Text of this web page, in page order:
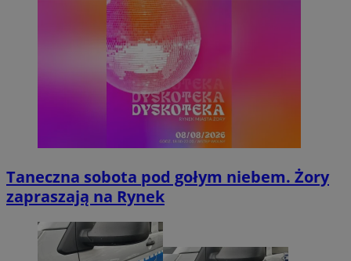
Taneczna sobota pod gołym niebem. Żory
zapraszają na Rynek